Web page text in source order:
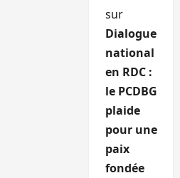
sur
Dialogue
national
en RDC :
le PCDBG
plaide
pour une
paix
fondée